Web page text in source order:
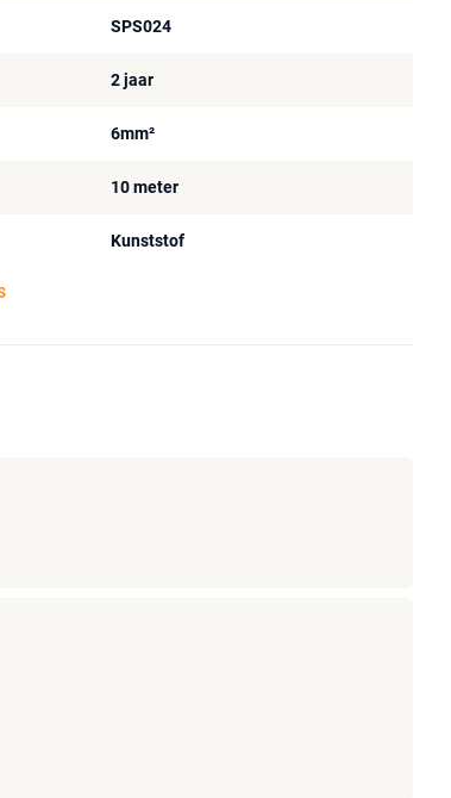
SPS024
2 jaar
6mm²
10 meter
Kunststof